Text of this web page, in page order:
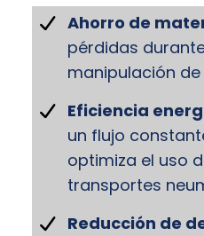
Ahorro de
pérdidas
manipulación
Eficiencia
un flujo
optimiza el uso
transportes
Reducción de